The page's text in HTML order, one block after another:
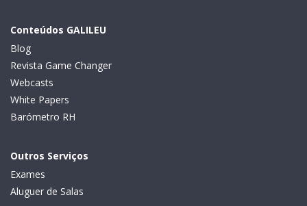
Conteúdos GALILEU
Blog
Revista Game Changer
Webcasts
White Papers
Barómetro RH
Outros Serviços
Exames
Aluguer de Salas